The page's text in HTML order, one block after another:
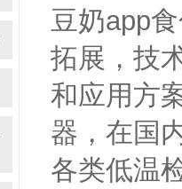
豆奶app食
拓展，
和应用方
器，在国
各类低温